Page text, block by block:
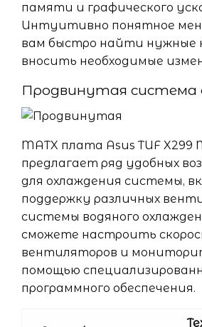
памяти и графического
Интуитивно понятное
вам быстро найти нужные
вносить необходимые
Продвинутая система
MATX плата Asus TUF X299
предлагает ряд удобных
для охлаждения системы,
поддержку различных
системы водяного
сможете настроить
вентиляторов и
помощью
программного обеспечения.